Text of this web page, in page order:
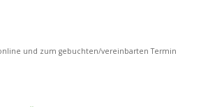
und zum gebuchten/vereinbarten Termin